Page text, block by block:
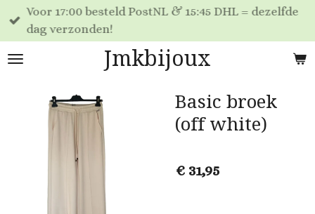
Ga
direct
de
Jmkbijoux
Voor 17:00 besteld PostNL & 15:45 DHL = dezelfde
dag verzonden!
Basic broek
(off white)
€ 31,95